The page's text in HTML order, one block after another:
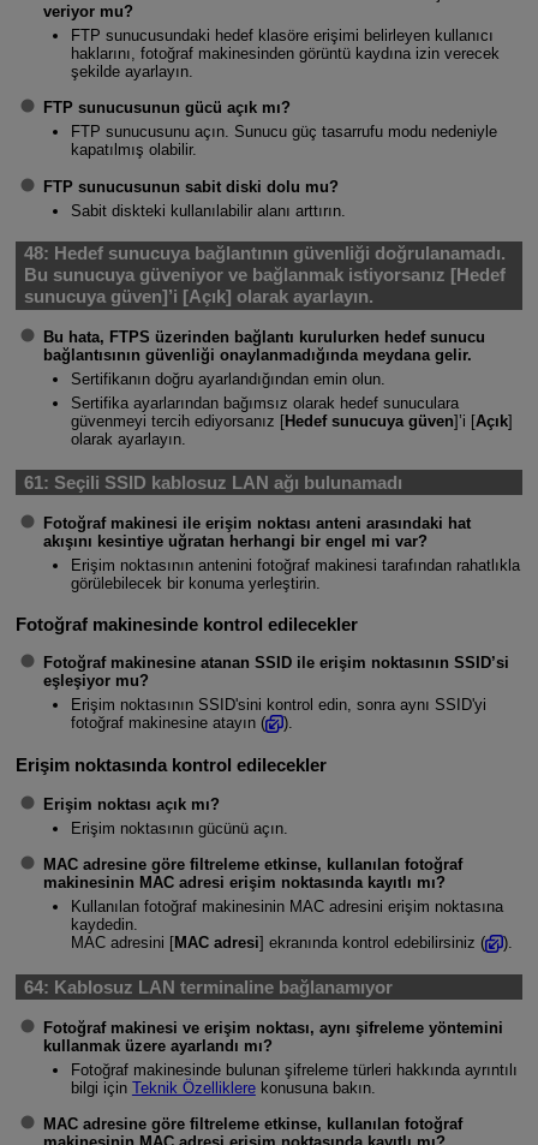
veriyor mu?
FTP sunucusundaki hedef klasöre erişimi belirleyen kullanıcı
haklarını, fotoğraf makinesinden görüntü kaydına izin verecek
şekilde ayarlayın.
FTP sunucusunun gücü açık mı?
FTP sunucusunu açın. Sunucu güç tasarrufu modu nedeniyle
kapatılmış olabilir.
FTP sunucusunun sabit diski dolu mu?
Sabit diskteki kullanılabilir alanı arttırın.
48: Hedef sunucuya bağlantının güvenliği doğrulanamadı.
Bu sunucuya güveniyor ve bağlanmak istiyorsanız [Hedef
sunucuya güven]’i [Açık] olarak ayarlayın.
Bu hata, FTPS üzerinden bağlantı kurulurken hedef sunucu
bağlantısının güvenliği onaylanmadığında meydana gelir.
Sertifikanın doğru ayarlandığından emin olun.
Sertifika ayarlarından bağımsız olarak hedef sunuculara
güvenmeyi tercih ediyorsanız [Hedef sunucuya güven]’i [Açık]
olarak ayarlayın.
61: Seçili SSID kablosuz LAN ağı bulunamadı
Fotoğraf makinesi ile erişim noktası anteni arasındaki hat
akışını kesintiye uğratan herhangi bir engel mi var?
Erişim noktasının antenini fotoğraf makinesi tarafından rahatlıkla
görülebilecek bir konuma yerleştirin.
Fotoğraf makinesinde kontrol edilecekler
Fotoğraf makinesine atanan SSID ile erişim noktasının SSID’si
eşleşiyor mu?
Erişim noktasının SSID'sini kontrol edin, sonra aynı SSID'yi
fotoğraf makinesine atayın (
).
Erişim noktasında kontrol edilecekler
Erişim noktası açık mı?
Erişim noktasının gücünü açın.
MAC adresine göre filtreleme etkinse, kullanılan fotoğraf
makinesinin MAC adresi erişim noktasında kayıtlı mı?
Kullanılan fotoğraf makinesinin MAC adresini erişim noktasına
kaydedin.
MAC adresini [MAC adresi] ekranında kontrol edebilirsiniz ( ).
64: Kablosuz LAN terminaline bağlanamıyor
Fotoğraf makinesi ve erişim noktası, aynı şifreleme yöntemini
kullanmak üzere ayarlandı mı?
Fotoğraf makinesinde bulunan şifreleme türleri hakkında ayrıntılı
bilgi için Teknik Özelliklerekonusuna bakın.
MAC adresine göre filtreleme etkinse, kullanılan fotoğraf